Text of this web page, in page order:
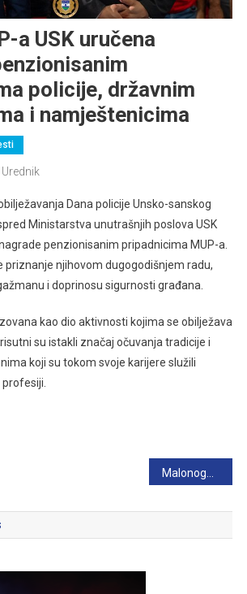
a USK uručena
policije, državnim
i namještenicima
Urednik
Dana policije Unsko-sanskog
Ministarstva unutrašnjih poslova USK
penzionisanim pripadnicima MUP-a.
priznanje njihovom dugogodišnjem radu,
i doprinosu sigurnosti građana.
kao dio aktivnosti kojima se obilježava
su istakli značaj očuvanja tradicije i
koji su tokom svoje karijere služili